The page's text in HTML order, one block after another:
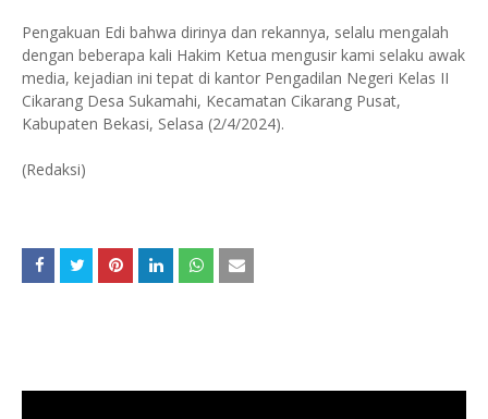
Pengakuan Edi bahwa dirinya dan rekannya, selalu mengalah
dengan beberapa kali Hakim Ketua mengusir kami selaku awak
media, kejadian ini tepat di kantor Pengadilan Negeri Kelas II
Cikarang Desa Sukamahi, Kecamatan Cikarang Pusat,
Kabupaten Bekasi, Selasa (2/4/2024).
(Redaksi)